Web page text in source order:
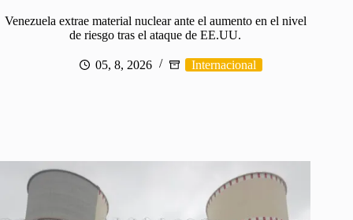
Venezuela extrae material nuclear ante el aumento en el nivel
de riesgo tras el ataque de EE.UU.
05, 8, 2026 Internacional